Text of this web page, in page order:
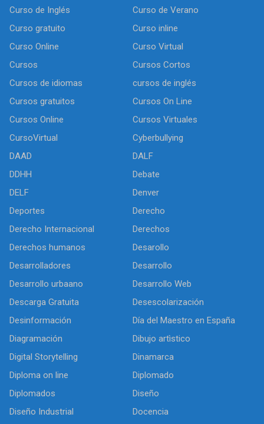
Curso de Inglés
Curso de Verano
Curso gratuito
Curso inline
Curso Online
Curso Virtual
Cursos
Cursos Cortos
Cursos de idiomas
cursos de inglés
Cursos gratuitos
Cursos On Line
Cursos Online
Cursos Virtuales
CursoVirtual
Cyberbullying
DAAD
DALF
DDHH
Debate
DELF
Denver
Deportes
Derecho
Derecho Internacional
Derechos
Derechos humanos
Desarollo
Desarrolladores
Desarrollo
Desarrollo urbaano
Desarrollo Web
Descarga Gratuita
Desescolarización
Desinformación
Día del Maestro en España
Diagramación
Dibujo artìstico
Digital Storytelling
Dinamarca
Diploma on line
Diplomado
Diplomados
Diseño
Diseño Industrial
Docencia